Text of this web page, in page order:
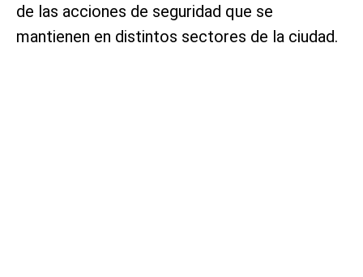
de las acciones de seguridad que se
mantienen en distintos sectores de la ciudad.